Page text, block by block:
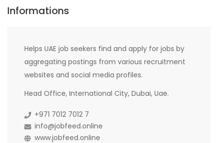
Informations
Helps UAE job seekers find and apply for jobs by
aggregating postings from various recruitment
websites and social media profiles.
Head Office, International City, Dubai, Uae.
+971 7012 7012 7
info@jobfeed.online
www.jobfeed.online